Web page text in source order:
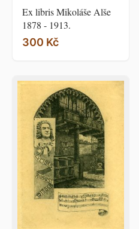
Ex libris Mikoláše Alše
1878 - 1913.
300 Kč